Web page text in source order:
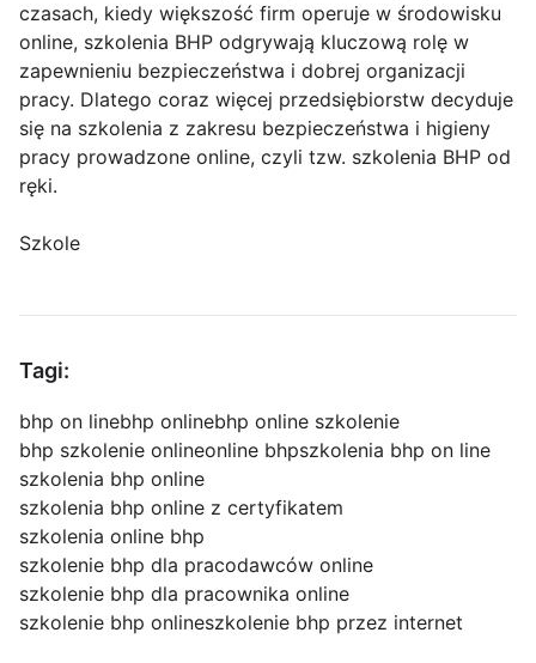
czasach, kiedy większość firm operuje w środowisku
online, szkolenia BHP odgrywają kluczową rolę w
zapewnieniu bezpieczeństwa i dobrej organizacji
pracy. Dlatego coraz więcej przedsiębiorstw decyduje
się na szkolenia z zakresu bezpieczeństwa i higieny
pracy prowadzone online, czyli tzw. szkolenia BHP od
ręki.
Szkole
Tagi:
bhp on linebhp onlinebhp online szkolenie
bhp szkolenie onlineonline bhpszkolenia bhp on line
szkolenia bhp online
szkolenia bhp online z certyfikatem
szkolenia online bhp
szkolenie bhp dla pracodawców online
szkolenie bhp dla pracownika online
szkolenie bhp onlineszkolenie bhp przez internet